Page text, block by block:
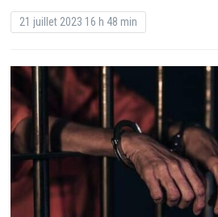
21 juillet 2023 16 h 48 min